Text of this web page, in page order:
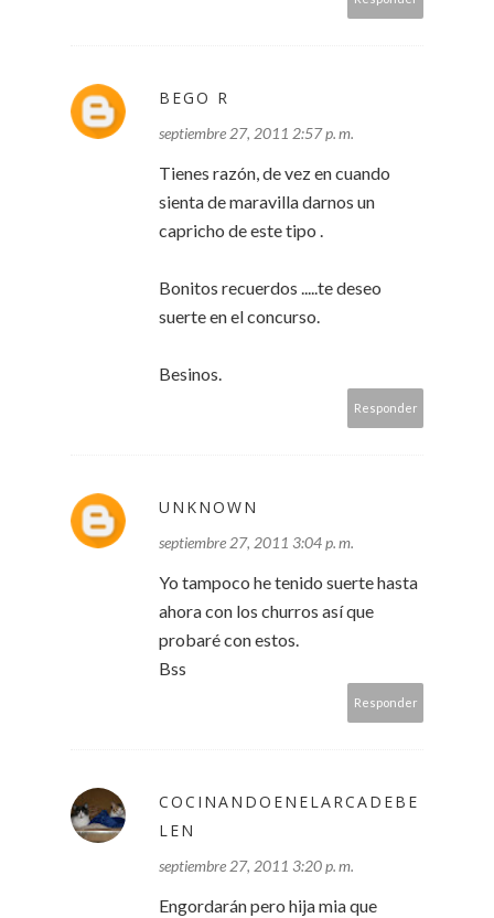
BEGO R
septiembre 27, 2011 2:57 p. m.
Tienes razón, de vez en cuando
sienta de maravilla darnos un
capricho de este tipo .
Bonitos recuerdos .....te deseo
suerte en el concurso.
Besinos.
Responder
UNKNOWN
septiembre 27, 2011 3:04 p. m.
Yo tampoco he tenido suerte hasta
ahora con los churros así que
probaré con estos.
Bss
Responder
COCINANDOENELARCADEBE
LEN
septiembre 27, 2011 3:20 p. m.
Engordarán pero hija mia que